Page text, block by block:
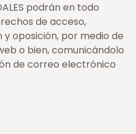
podrán en todo
de acceso,
oposición, por medio de
o bien, comunicándolo
de correo electrónico